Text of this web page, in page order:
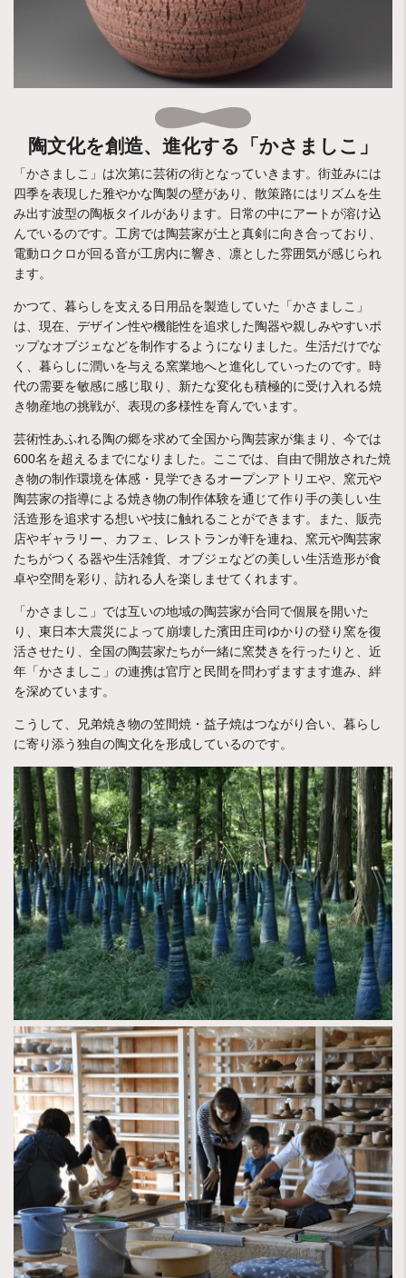
陶文化を創造、進化する「かさましこ」
「かさましこ」は次第に芸術の街となっていきます。街並みには
四季を表現した雅やかな陶製の壁があり、散策路にはリズムを生
み出す波型の陶板タイルがあります。日常の中にアートが溶け込
んでいるのです。工房では陶芸家が土と真剣に向き合っており、
電動ロクロが回る音が工房内に響き、凛とした雰囲気が感じられ
ます。
かつて、暮らしを支える日用品を製造していた「かさましこ」
は、現在、デザイン性や機能性を追求した陶器や親しみやすいポ
ップなオブジェなどを制作するようになりました。生活だけでな
く、暮らしに潤いを与える窯業地へと進化していったのです。時
代の需要を敏感に感じ取り、新たな変化も積極的に受け入れる焼
き物産地の挑戦が、表現の多様性を育んでいます。
芸術性あふれる陶の郷を求めて全国から陶芸家が集まり、今では
600名を超えるまでになりました。ここでは、自由で開放された焼
き物の制作環境を体感・見学できるオープンアトリエや、窯元や
陶芸家の指導による焼き物の制作体験を通じて作り手の美しい生
活造形を追求する想いや技に触れることができます。また、販売
店やギャラリー、カフェ、レストランが軒を連ね、窯元や陶芸家
たちがつくる器や生活雑貨、オブジェなどの美しい生活造形が食
卓や空間を彩り、訪れる人を楽しませてくれます。
「かさましこ」では互いの地域の陶芸家が合同で個展を開いた
り、東日本大震災によって崩壊した濱田庄司ゆかりの登り窯を復
活させたり、全国の陶芸家たちが一緒に窯焚きを行ったりと、近
年「かさましこ」の連携は官庁と民間を問わずますます進み、絆
を深めています。
こうして、兄弟焼き物の笠間焼・益子焼はつながり合い、暮らし
に寄り添う独自の陶文化を形成しているのです。